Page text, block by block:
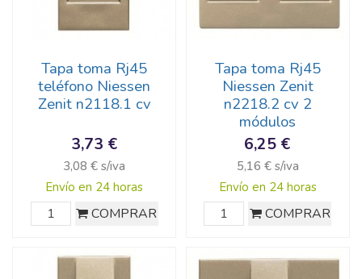
Tapa toma Rj45
teléfono Niessen
Zenit n2118.1 cv
3,73 €
3,08 € s/iva
Envío en 24 horas
COMPRAR
Tapa toma Rj45
Niessen Zenit
n2218.2 cv 2
módulos
6,25 €
5,16 € s/iva
Envío en 24 horas
COMPRAR